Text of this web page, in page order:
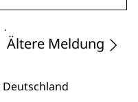
Ältere Meldung
Deutschland